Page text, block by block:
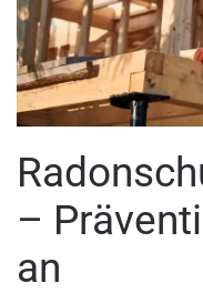
–
an